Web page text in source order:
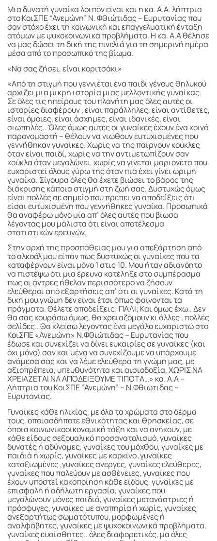
Μια δυνατή γυναίκα λοιπόν είναι και η κα. Α.Α. λήπτρια
στο ΚοιΣΠΕ “Ανεμώνη” Ν. Φθιώτιδας – Ευρυτανίας που
σαν στόχο έχει τη κοινωνική και επαγγελματική ένταξη
ατόμων με ψυχοκοινωνικά προβλήματα. Η κα. Α.Α θέλησε
να μας δώσει τη δική της πινελιά για τη σημερινή ημέρα
μέσα από το προσωπικό της βίωμα.
«Να σας ζήσει, είναι κοριτσάκι»
«Από τη στιγμή που γεννιέται ένα παιδί γένους θηλυκού
αρχίζει μια μικρή ιστορία μιας μελλοντικής γυναίκας.
Σε όλες τις ηπείρους του πλανήτη μας όλες αυτές οι
ιστορίες διαφέρουν , είναι παράλληλες, είναι αντίθετες,
είναι όμοιες, είναι άσχημες, είναι ιδανικές, είναι
σιωπηλές.. Όλες όμως αυτές οι γυναίκες έχουν ένα κοινό
παρονομαστή – θέλουν να νιώθουν ευτυχισμένες που
γεννήθηκαν γυναίκες. Χωρίς να της παίρνουν κούκλες
όταν είναι παιδί, χωρίς να την αντιμετωπίζουν σαν
κούκλα όταν μεγαλώνει, χωρίς να γίνεται μαριονέτα που
ευχαριστεί όλους γύρω της όταν πια έχει γίνει ώριμη
γυναίκα. Σίγουρα όλες θα έχετε βιώσει το βάρος της
διάκρισης κάποια στιγμή στη ζωή σας. Δυστυχώς όμως
είναι πολλές σε σημείο που πρέπει να αποδείξεις ότι
είσαι ευτυχισμένη που γεννήθηκες γυναίκα. Προσωπικά
θα αναφέρω μόνο μία απ’ όλες αυτές που βίωσα
λέγοντας μου μάλιστα ότι είναι αποτέλεσμα
στατιστικών ερευνών.
Στην αρχή της προσπάθειας μου για απεξάρτηση από
το αλκοόλ μου είπαν πως δυστυχώς οι γυναίκες που τα
καταφέρνουν είναι μόνο 1 στις 10. Μου ήταν αδιανόητο
να πιστέψω ότι μια έρευνα κατέληξε στο συμπέρασμα
πως οι άντρες ήθελαν περισσότερο να ζήσουν
ελεύθεροι από εξαρτήσεις απ’ ότι οι γυναίκες. Κατά τη
δική μου γνώμη δεν είναι έτσι όπως φαίνονται τα
πράγματα. Θέλετε αποδείξεις; ΠΑΛΙ; Και όμως έχω.. Δεν
θα σας κουράσω όμως, θα χρειαζόμουν κι άλλες , πολλές
σελίδες.. Θα κλείσω λέγοντας ένα μεγάλο ευχαριστώ στο
ΚοιΣΠΕ «Ανεμώνη» Ν.Φθιώτιδας – Ευρυτανίας που
έδωσε και συνεχίζει να δίνει ευκαιρίες σε γυναίκες (και
όχι μόνο) σαν και μένα να συνεχίζουμε να υπάρχουμε
ανάμεσα σας και να λέμε ελεύθερα τη γνώμη μας, με
αξιοπρέπεια, υπευθυνότητα και αισιοδοξία, ΧΩΡΙΣ ΝΑ
ΧΡΕΙΑΖΕΤΑΙ ΝΑ ΑΠΟΔΕΙΞΟΥΜΕ ΤΙΠΟΤΑ…» κα. Α.Α –
Λήπτρια του ΚοιΣΠΕ “Ανεμώνη” – Ν.Φθιώτιδας –
Ευρυτανίας.
Γυναίκες κάθε ηλικίας, με όλα τα χρώματα στο δέρμα
τους, οποιασδήποτε εθνικότητας και θρησκείας, σε
όποια κοινωνικοοικονομική τάξη και να ανήκουν, με
κάθε είδους σεξουαλικό προσανατολισμό, γυναίκες
δυνατές ή αδύναμες, γυναίκες του μόχθου, γυναίκες με
παιδιά ή χωρίς, γυναίκες με καρκίνο ,γυναίκες
καταξιωμένες ,γυναίκες άνεργες, γυναίκες ελεύθερες,
γυναίκες που παλεύουν με ασθένειες, γυναίκες που
έχουν υποστεί κακοποίηση κάθε είδους, γυναίκες με
επισφαλή ή αδήλωτη εργασία, γυναίκες που
μεγαλώνουν μόνες παιδιά, γυναίκες μετανάστριες ή
πρόσφυγες, γυναίκες με αναπηρία ή χωρίς, γυναίκες
ανεξαρτήτως σωματότυπου, μορφωμένες ή
αναλφάβητες, γυναίκες με ψυχοκοινωνικά προβλήματα,
γυναίκες ευαίσθητες.. όλες διαφορετικές, μα όλες